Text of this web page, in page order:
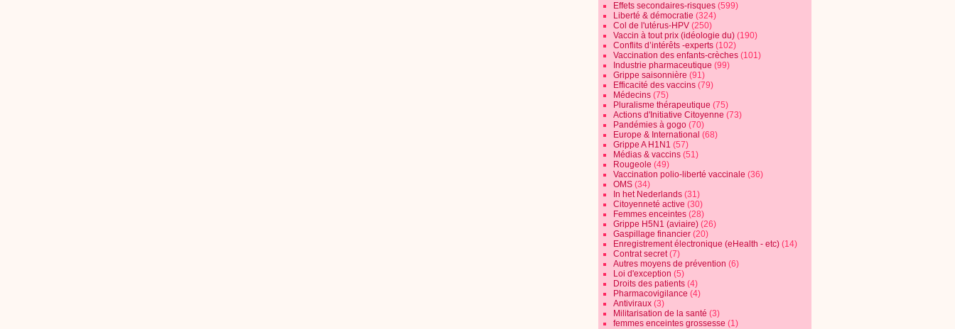
Effets secondaires-risques (599)
Liberté & démocratie (324)
Col de l'utérus-HPV (250)
Vaccin à tout prix (idéologie du) (190)
Conflits d’intérêts -experts (102)
Vaccination des enfants-crèches (101)
Industrie pharmaceutique (99)
Grippe saisonnière (91)
Efficacité des vaccins (79)
Médecins (75)
Pluralisme thérapeutique (75)
Actions d'Initiative Citoyenne (73)
Pandémies à gogo (70)
Europe & International (68)
Grippe A H1N1 (57)
Médias & vaccins (51)
Rougeole (49)
Vaccination polio-liberté vaccinale (36)
OMS (34)
In het Nederlands (31)
Citoyenneté active (30)
Femmes enceintes (28)
Grippe H5N1 (aviaire) (26)
Gaspillage financier (20)
Enregistrement électronique (eHealth - etc) (14)
Contrat secret(7)
Autres moyens de prévention (6)
Loi d'exception (5)
Droits des patients (4)
Pharmacovigilance (4)
Antiviraux (3)
Militarisation de la santé (3)
femmes enceintes grossesse (1)